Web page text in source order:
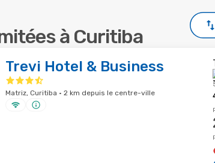
à Curitiba
Trevi Hotel & Business
Matriz, Curitiba · 2 km depuis le centre-ville